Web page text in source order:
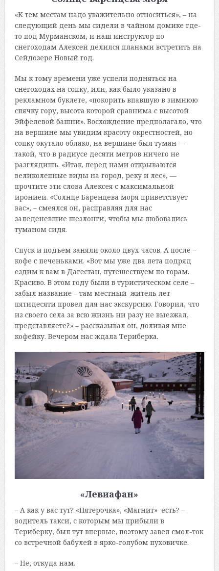
«К тем местам надо уважительно относиться», – на
следующий день мы сидели в чайном домике где-
то под Мурманском, и наш инструктор по
снегоходам Алексей делился планами встретить на
Сейдозере Новый год.
Мы к тому времени уже успели подняться на
снегоходах на сопку, или, как было указано в
рекламном буклете, «покорить впавшую в зимнюю
спячку гору, высота которой сравнима с высотой
Эйфелевой башни». Восхождение предполагало, что
на вершине мы увидим красоту окрестностей, но
сопку окутало облако, на вершине был туман —
такой, что в радиусе десяти метров ничего не
разглядишь. «Итак, перед нами открываются
великолепные виды на город, реку и лес», —
прочтите эти слова Алексея с максимальной
иронией. «Солнце Баренцева моря приветствует
вас», – смеялся он, расправляя для нас
заледеневшие шезлонги, чтобы мы любовались
туманом сидя.
Спуск и подъем заняли около двух часов. А после –
кофе с печеньками. «Вот мы уже два лета подряд
ездим к вам в Дагестан, путешествуем по горам.
Красиво. В этом году были в туристическом селе –
забыл название – там местный житель лет
пятидесяти провел для нас экскурсию. Говорил, что
из своего села за всю жизнь ни разу не выезжал,
представляете?» – рассказывал он, доливая мне
кофейку. Вечером нас ждала Териберка.
«Левиафан»
– А как у вас тут? «Пятерочка», «Магнит» есть? –
водитель такси, с которым мы прибыли в
Териберку, был тут впервые, поэтому завел смол-ток
со встречной бабулей в ярко-голубом пуховичке.
– Не, откуда нам.